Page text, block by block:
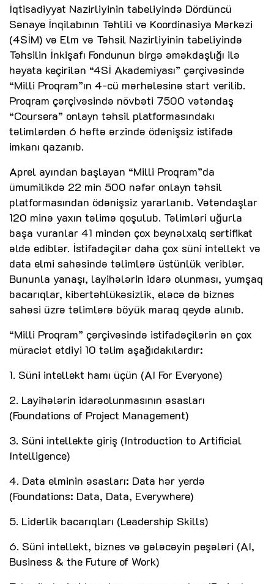
İqtisadiyyat Nazirliyinin tabeliyində Dördüncü
Sənaye İnqilabının Təhlili və Koordinasiya Mərkəzi
(4SİM) və Elm və Təhsil Nazirliyinin tabeliyində
Təhsilin İnkişafı Fondunun birgə əməkdaşlığı ilə
həyata keçirilən “4Sİ Akademiyası” çərçivəsində
“Milli Proqram”ın 4-cü mərhələsinə start verilib.
Proqram çərçivəsində növbəti 7500 vətəndaş
“Coursera” onlayn təhsil platformasındakı
təlimlərdən 6 həftə ərzində ödənişsiz istifadə
imkanı qazanıb.
Aprel ayından başlayan “Milli Proqram”da
ümumilikdə 22 min 500 nəfər onlayn təhsil
platformasından ödənişsiz yararlanıb. Vətəndaşlar
120 minə yaxın təlimə qoşulub. Təlimləri uğurla
başa vuranlar 41 mindən çox beynəlxalq sertifikat
əldə ediblər. İstifadəçilər daha çox süni intellekt və
data elmi sahəsində təlimlərə üstünlük veriblər.
Bununla yanaşı, layihələrin idarə olunması, yumşaq
bacarıqlar, kibertəhlükəsizlik, eləcə də biznes
sahəsi üzrə təlimlərə böyük maraq qeydə alınıb.
“Milli Proqram” çərçivəsində istifadəçilərin ən çox
müraciət etdiyi 10 təlim aşağıdakılardır:
1. Süni intellekt hamı üçün (AI For Everyone)
2. Layihələrin idarəolunmasının əsasları
(Foundations of Project Management)
3. Süni intellektə giriş (Introduction to Artificial
Intelligence)
4. Data elminin əsasları: Data hər yerdə
(Foundations: Data, Data, Everywhere)
5. Liderlik bacarıqları (Leadership Skills)
6. Süni intellekt, biznes və gələcəyin peşələri (AI,
Business & the Future of Work)